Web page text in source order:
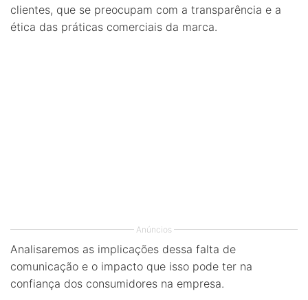
clientes, que se preocupam com a transparência e a
ética das práticas comerciais da marca.
Anúncios
Analisaremos as implicações dessa falta de
comunicação e o impacto que isso pode ter na
confiança dos consumidores na empresa.